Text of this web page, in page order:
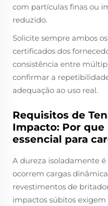
com partículas finas ou
reduzido.
Solicite sempre ambos
certificados dos
consistência entre
confirmar a
adequação ao uso real.
Requisitos de
Impacto: Por que
essencial para
A dureza isoladamente
ocorrem cargas
revestimentos de
impactos súbitos